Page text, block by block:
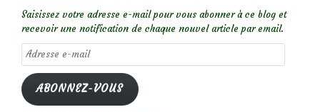
Saisissez votre adresse e-mail pour vous abonner à ce blog et
recevoir une notification de chaque nouvel article par email.
Adresse
e-
mail
ABONNEZ-VOUS